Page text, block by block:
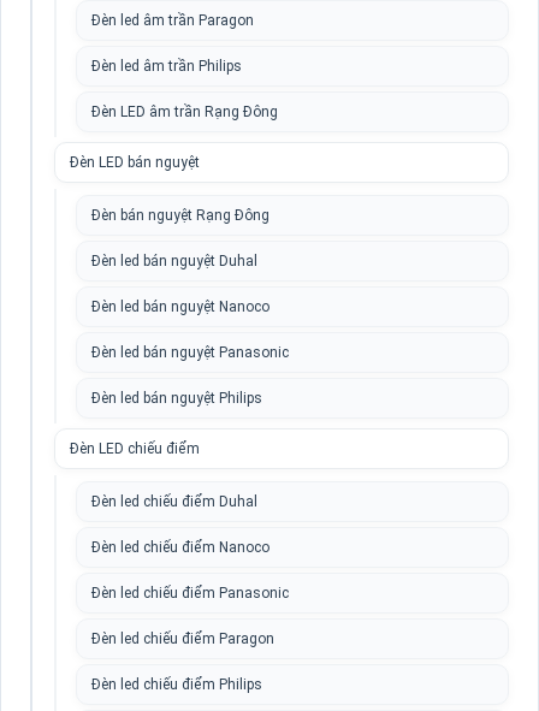
Đèn led âm trần Paragon
Đèn led âm trần Philips
Đèn LED âm trần Rạng Đông
Đèn LED bán nguyệt
Đèn bán nguyệt Rạng Đông
Đèn led bán nguyệt Duhal
Đèn led bán nguyệt Nanoco
Đèn led bán nguyệt Panasonic
Đèn led bán nguyệt Philips
Đèn LED chiếu điểm
Đèn led chiếu điểm Duhal
Đèn led chiếu điểm Nanoco
Đèn led chiếu điểm Panasonic
Đèn led chiếu điểm Paragon
Đèn led chiếu điểm Philips